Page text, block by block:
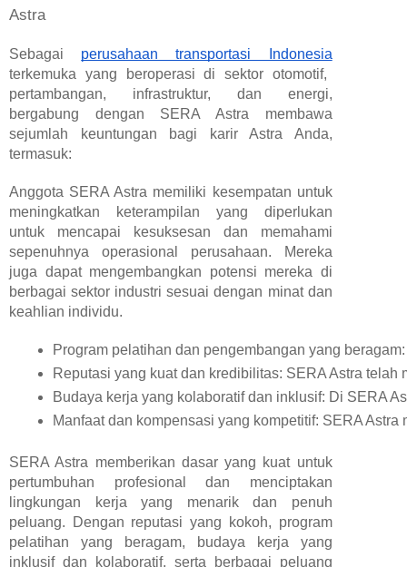
Astra
Sebagai perusahaan transportasi Indonesia
terkemuka yang beroperasi di sektor otomotif,
pertambangan, infrastruktur, dan energi,
bergabung dengan SERA Astra membawa
sejumlah keuntungan bagi karir Astra Anda,
termasuk:
Anggota SERA Astra memiliki kesempatan untuk
meningkatkan keterampilan yang diperlukan
untuk mencapai kesuksesan dan memahami
sepenuhnya operasional perusahaan. Mereka
juga dapat mengembangkan potensi mereka di
berbagai sektor industri sesuai dengan minat dan
keahlian individu.
Program pelatihan dan pengembangan yang
Reputasi yang kuat dan kredibilitas: SERA Astra
Budaya kerja yang kolaboratif dan inklusif: Di SERA
Manfaat dan kompensasi yang kompetitif: SERA
SERA Astra memberikan dasar yang kuat untuk
pertumbuhan profesional dan menciptakan
lingkungan kerja yang menarik dan penuh
peluang. Dengan reputasi yang kokoh, program
pelatihan yang beragam, budaya kerja yang
inklusif dan kolaboratif, serta berbagai peluang